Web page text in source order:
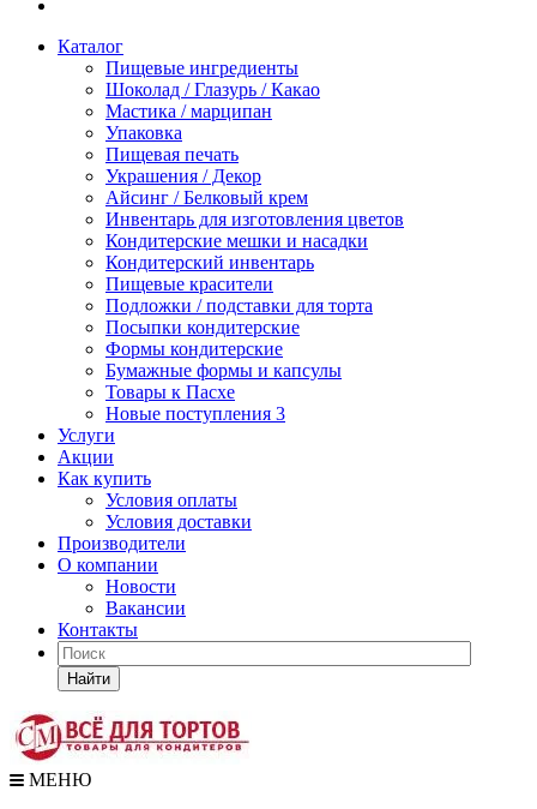
Каталог
Пищевые ингредиенты
Шоколад / Глазурь / Какао
Мастика / марципан
Упаковка
Пищевая печать
Украшения / Декор
Айсинг / Белковый крем
Инвентарь для изготовления цветов
Кондитерские мешки и насадки
Кондитерский инвентарь
Пищевые красители
Подложки / подставки для торта
Посыпки кондитерские
Формы кондитерские
Бумажные формы и капсулы
Товары к Пасхе
Новые поступления 3
Услуги
Акции
Как купить
Условия оплаты
Условия доставки
Производители
О компании
Новости
Вакансии
Контакты
Найти
МЕНЮ